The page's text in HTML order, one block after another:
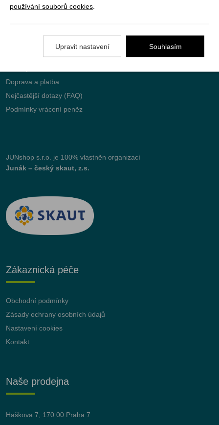
Vše o nákupu
Doprava a platba
Nejčastější dotazy (FAQ)
Podmínky vrácení peněz
JUNshop s.r.o.
je 100% vlastněn organizací
Junák – český skaut, z.s.
Zákaznická péče
Obchodní podmínky
Zásady ochrany osobních údajů
Nastavení cookies
Kontakt
Naše prodejna
Haškova 7, 170 00 Praha 7
používání souborů cookies
Upravit nastavení Souhlasím